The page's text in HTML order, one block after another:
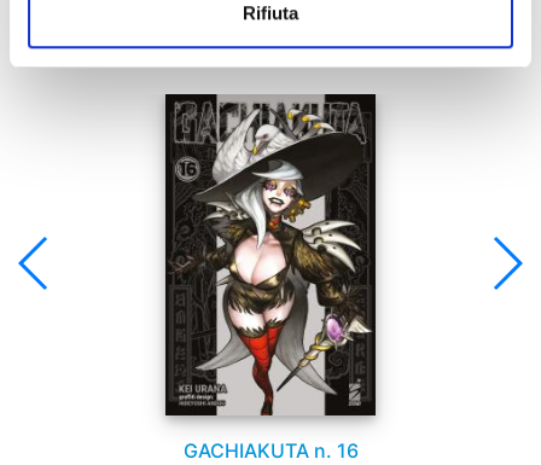
Rifiuta
Se ti è piaciuto prova anche:
GACHIAKUTA n. 16